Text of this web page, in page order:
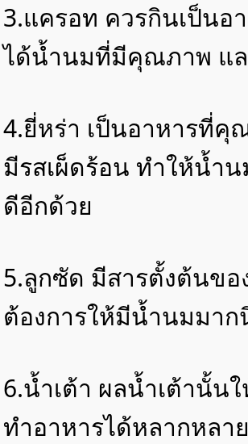
3.แครอท ควรกินเป็นอ
ได้น้ำนมที่มีคุณภาพ แ
4.ยี่หร่า เป็นอาหารที่คุ
มีรสเผ็ดร้อน ทำให้น้ำ
ดีอีกด้วย
5.ลูกซัด มีสารตั้งต้นข
ต้องการให้มีน้ำนมมา
6.น้ำเต้า ผลน้ำเต้านั้
ทำอาหารได้หลากหล